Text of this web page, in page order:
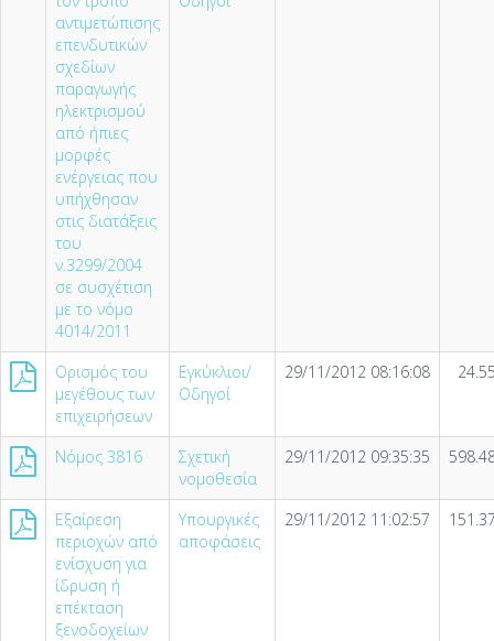
αντιμετώπισης
επενδυτικών
σχεδίων
παραγωγής
ηλεκτρισμού
από ήπιες
μορφές
ενέργειας που
υπήχθησαν
στις διατάξεις
του
ν.3299/2004
σε συσχέτιση
με το νόμο
4014/2011
Ορισμός του
μεγέθους των
επιχειρήσεων
Εγκύκλιοι/
Οδηγοί
29/11/2012 08:16:08
Νόμος 3816
Σχετική
νομοθεσία
29/11/2012 09:35:35
Εξαίρεση
περιοχών από
ενίσχυση για
ίδρυση ή
επέκταση
ξενοδοχείων
Υπουργικές
αποφάσεις
29/11/2012 11:02:57